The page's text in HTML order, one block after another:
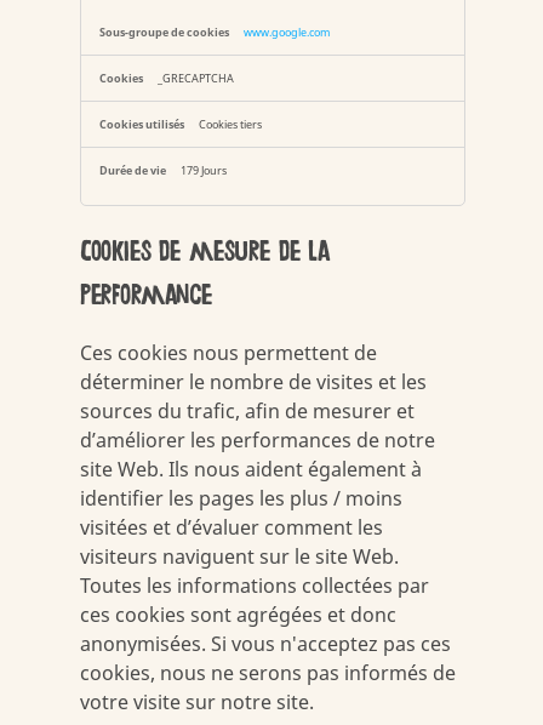
www.google.com
_GRECAPTCHA
Cookies tiers
179 Jours
Cookies de mesure de la
performance
Ces cookies nous permettent de
déterminer le nombre de visites et les
sources du trafic, afin de mesurer et
d’améliorer les performances de notre
site Web. Ils nous aident également à
identifier les pages les plus / moins
visitées et d’évaluer comment les
visiteurs naviguent sur le site Web.
Toutes les informations collectées par
ces cookies sont agrégées et donc
anonymisées. Si vous n'acceptez pas ces
cookies, nous ne serons pas informés de
votre visite sur notre site.